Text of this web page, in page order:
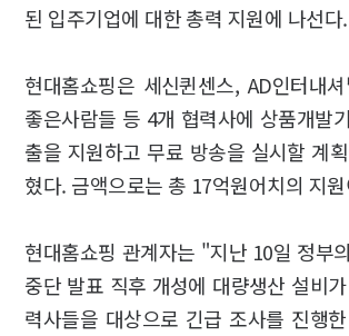
된 입주기업에 대한 총력 지원에 나선다.
현대홈쇼핑은 세신퀸센스, AD인터내
좋은사람들 등 4개 협력사에 상품개발
출을 지원하고 무료 방송을 실시할 계
혔다. 금액으로는 총 17억원어치의 지
현대홈쇼핑 관계자는 "지난 10일 정부
중단 발표 직후 개성에 대량생산 설비
력사들을 대상으로 긴급 조사를 진행